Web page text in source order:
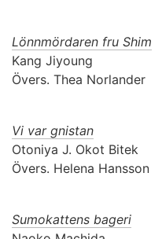
Lönnmördaren fru Shim
Kang Jiyoung
Övers. Thea Norlander
Vi var gnistan
Otoniya J. Okot Bitek
Övers. Helena Hansson
Sumokattens bageri